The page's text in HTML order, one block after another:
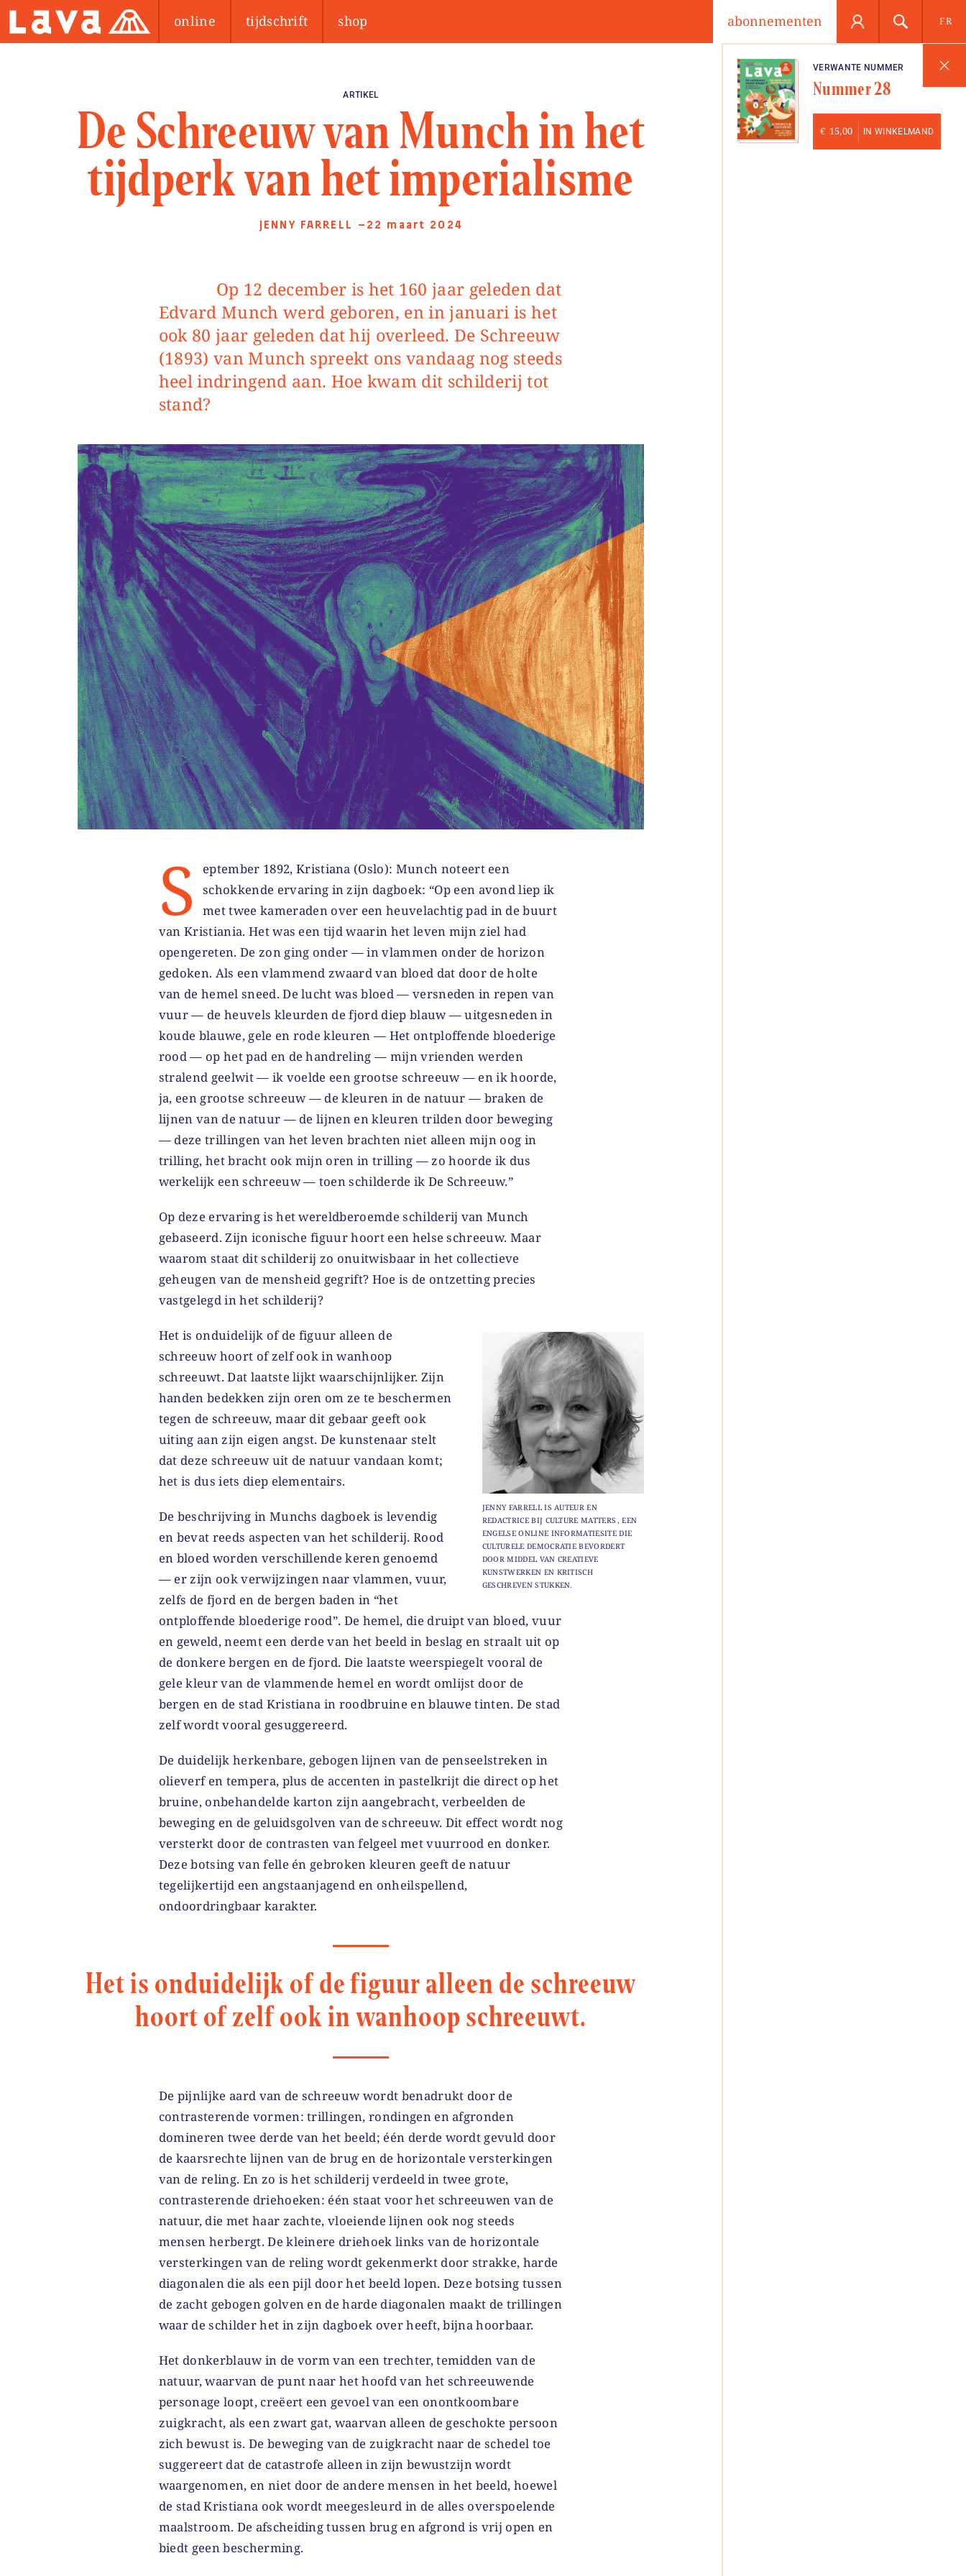
FR
online tijdschrift shop abonnementen
ARTIKEL
De Schreeuw van Munch in het
tijdperk van het imperialisme
JENNY FARRELL —22 maart 2024
Op 12 december is het 160 jaar geleden dat
Edvard Munch werd geboren, en in januari is het
ook 80 jaar geleden dat hij overleed. De Schreeuw
(1893) van Munch spreekt ons vandaag nog steeds
heel indringend aan. Hoe kwam dit schilderij tot
stand?
S
eptember 1892, Kristiana (Oslo): Munch noteert een
schokkende ervaring in zijn dagboek: “Op een avond liep ik
met twee kameraden over een heuvelachtig pad in de buurt
van Kristiania. Het was een tijd waarin het leven mijn ziel had
opengereten. De zon ging onder — in vlammen onder de horizon
gedoken. Als een vlammend zwaard van bloed dat door de holte
van de hemel sneed. De lucht was bloed — versneden in repen van
vuur — de heuvels kleurden de fjord diep blauw — uitgesneden in
koude blauwe, gele en rode kleuren — Het ontploffende bloederige
rood — op het pad en de handreling — mijn vrienden werden
stralend geelwit — ik voelde een grootse schreeuw — en ik hoorde,
ja, een grootse schreeuw — de kleuren in de natuur — braken de
lijnen van de natuur — de lijnen en kleuren trilden door beweging
— deze trillingen van het leven brachten niet alleen mijn oog in
trilling, het bracht ook mijn oren in trilling — zo hoorde ik dus
werkelijk een schreeuw — toen schilderde ik De Schreeuw.”
Op deze ervaring is het wereldberoemde schilderij van Munch
gebaseerd. Zijn iconische figuur hoort een helse schreeuw. Maar
waarom staat dit schilderij zo onuitwisbaar in het collectieve
geheugen van de mensheid gegrift? Hoe is de ontzetting precies
vastgelegd in het schilderij?
JENNY FARRELL IS AUTEUR EN
REDACTRICE BIJ CULTURE MATTERS , EEN
ENGELSE ONLINE INFORMATIESITE DIE
CULTURELE DEMOCRATIE BEVORDERT
DOOR MIDDEL VAN CREATIEVE
KUNSTWERKEN EN KRITISCH
GESCHREVEN STUKKEN.
Het is onduidelijk of de figuur alleen de
schreeuw hoort of zelf ook in wanhoop
schreeuwt. Dat laatste lijkt waarschijnlijker. Zijn
handen bedekken zijn oren om ze te beschermen
tegen de schreeuw, maar dit gebaar geeft ook
uiting aan zijn eigen angst. De kunstenaar stelt
dat deze schreeuw uit de natuur vandaan komt;
het is dus iets diep elementairs.
De beschrijving in Munchs dagboek is levendig
en bevat reeds aspecten van het schilderij. Rood
en bloed worden verschillende keren genoemd
— er zijn ook verwijzingen naar vlammen, vuur,
zelfs de fjord en de bergen baden in “het
ontploffende bloederige rood”. De hemel, die druipt van bloed, vuur
en geweld, neemt een derde van het beeld in beslag en straalt uit op
de donkere bergen en de fjord. Die laatste weerspiegelt vooral de
gele kleur van de vlammende hemel en wordt omlijst door de
bergen en de stad Kristiana in roodbruine en blauwe tinten. De stad
zelf wordt vooral gesuggereerd.
De duidelijk herkenbare, gebogen lijnen van de penseelstreken in
olieverf en tempera, plus de accenten in pastelkrijt die direct op het
bruine, onbehandelde karton zijn aangebracht, verbeelden de
beweging en de geluidsgolven van de schreeuw. Dit effect wordt nog
versterkt door de contrasten van felgeel met vuurrood en donker.
Deze botsing van felle én gebroken kleuren geeft de natuur
tegelijkertijd een angstaanjagend en onheilspellend,
ondoordringbaar karakter.
Het is onduidelijk of de figuur alleen de schreeuw
hoort of zelf ook in wanhoop schreeuwt.
De pijnlijke aard van de schreeuw wordt benadrukt door de
contrasterende vormen: trillingen, rondingen en afgronden
domineren twee derde van het beeld; één derde wordt gevuld door
de kaarsrechte lijnen van de brug en de horizontale versterkingen
van de reling. En zo is het schilderij verdeeld in twee grote,
contrasterende driehoeken: één staat voor het schreeuwen van de
natuur, die met haar zachte, vloeiende lijnen ook nog steeds
mensen herbergt. De kleinere driehoek links van de horizontale
versterkingen van de reling wordt gekenmerkt door strakke, harde
diagonalen die als een pijl door het beeld lopen. Deze botsing tussen
de zacht gebogen golven en de harde diagonalen maakt de trillingen
waar de schilder het in zijn dagboek over heeft, bijna hoorbaar.
Het donkerblauw in de vorm van een trechter, temidden van de
natuur, waarvan de punt naar het hoofd van het schreeuwende
personage loopt, creëert een gevoel van een onontkoombare
zuigkracht, als een zwart gat, waarvan alleen de geschokte persoon
zich bewust is. De beweging van de zuigkracht naar de schedel toe
suggereert dat de catastrofe alleen in zijn bewustzijn wordt
waargenomen, en niet door de andere mensen in het beeld, hoewel
de stad Kristiana ook wordt meegesleurd in de alles overspoelende
maalstroom. De afscheiding tussen brug en afgrond is vrij open en
biedt geen bescherming.
VERWANTE NUMMER
Nummer 28
€ 15,00 IN WINKELMAND